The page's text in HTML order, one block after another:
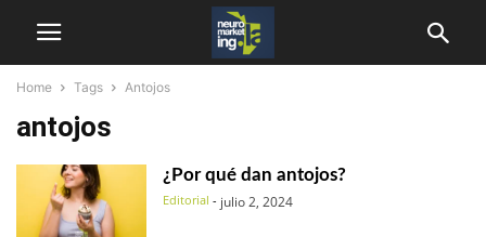
Home Tags Antojos
antojos
¿Por qué dan antojos?
Editorial - julio 2, 2024